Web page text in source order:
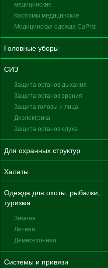
медицинские
Костюмы медицинские
Медицинская одежда CaPriz
Головные уборы
СИЗ
Защита органов дыхания
Защита органов зрения
Защита головы и лица
Диэлектрика
Защита органов слуха
Для охранных структур
Халаты
Одежда для охоты, рыбалки,
туризма
Зимняя
Летняя
Демисезонная
Системы и привязи